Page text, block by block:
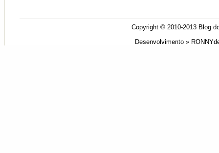
Copyright © 2010-2013 Blog
Desenvolvimento »